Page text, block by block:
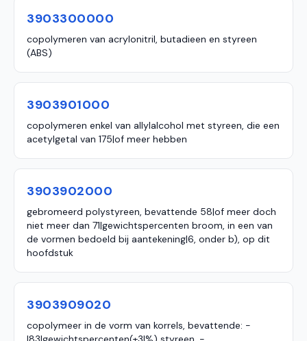
3903300000
copolymeren van acrylonitril, butadieen en styreen
(ABS)
3903901000
copolymeren enkel van allylalcohol met styreen, die een
acetylgetal van 175|of meer hebben
3903902000
gebromeerd polystyreen, bevattende 58|of meer doch
niet meer dan 71|gewichtspercenten broom, in een van
de vormen bedoeld bij aantekening|6, onder b), op dit
hoofdstuk
3903909020
copolymeer in de vorm van korrels, bevattende: -